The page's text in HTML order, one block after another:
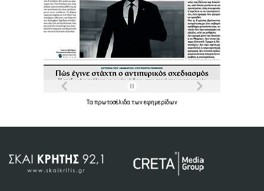
Τα πρωτοσέλιδα τωνεφημερίδων